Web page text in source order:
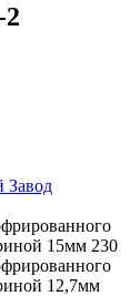
Завод
15мм 230
12,7мм